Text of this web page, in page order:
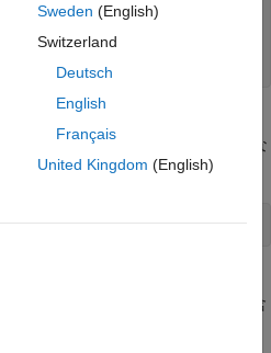
は、データ Xが
でなければな
は、
で評価を行う関数に含
Sweden (English)
Switzerland
Deutsch
English
Français
United Kingdom (English)